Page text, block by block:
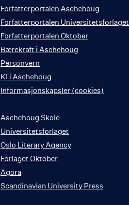
Forfatterportalen Aschehoug
Forfatterportalen Universitetsforlaget
Forfatterportalen Oktober
Bærekraft i Aschehoug
Personvern
KI i Aschehoug
Informasjonskapsler (cookies)
Aschehoug Skole
Universitetsforlaget
Oslo Literary Agency
Forlaget Oktober
Agora
Scandinavian University Press